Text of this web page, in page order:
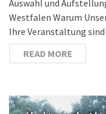
Auswahl und
Westfalen Warum
Ihre Veranstaltung
READ MORE